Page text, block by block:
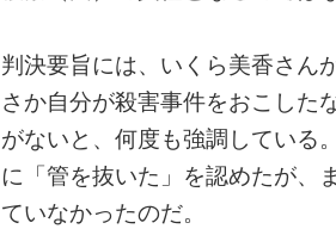
判決要旨には、いくら美香さん
さか自分が殺害事件をおこした
がないと、何度も強調している
に「管を抜いた」を認めたが、
ていなかったのだ。